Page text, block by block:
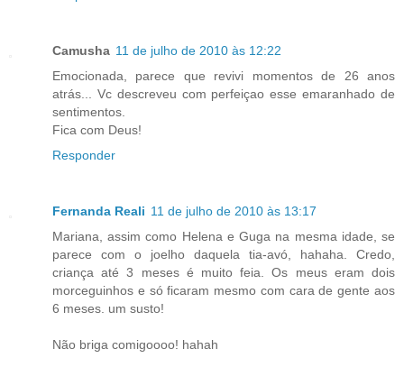
Camusha 11 de julho de 2010 às 12:22
Emocionada, parece que revivi momentos de 26 anos
atrás... Vc descreveu com perfeiçao esse emaranhado de
sentimentos.
Fica com Deus!
Responder
Fernanda Reali 11 de julho de 2010 às 13:17
Mariana, assim como Helena e Guga na mesma idade, se
parece com o joelho daquela tia-avó, hahaha. Credo,
criança até 3 meses é muito feia. Os meus eram dois
morceguinhos e só ficaram mesmo com cara de gente aos
6 meses. um susto!
Não briga comigoooo! hahah